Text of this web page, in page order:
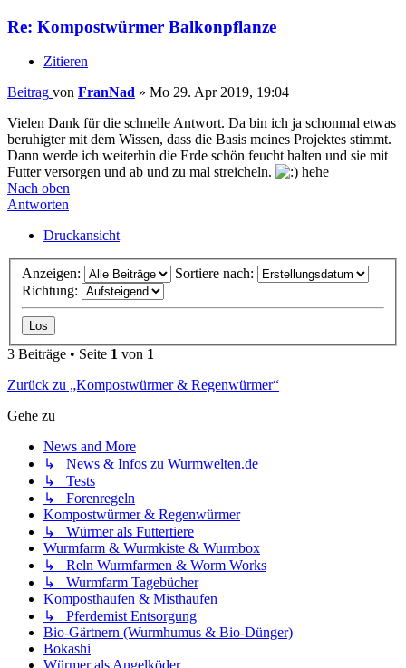
Re: Kompostwürmer Balkonpflanze
Zitieren
Beitrag von FranNad » Mo 29. Apr 2019, 19:04
Vielen Dank für die schnelle Antwort. Da bin ich ja schonmal etwas
beruhigter mit dem Wissen, dass die Basis meines Projektes stimmt.
Dann werde ich weiterhin die Erde schön feucht halten und sie mit
Futter versorgen und ab und zu mal streicheln.
hehe
Nach oben
Antworten
Druckansicht
Anzeigen:
Sortiere nach:
Richtung:
3 Beiträge • Seite 1 von 1
Zurück zu „Kompostwürmer & Regenwürmer“
Gehe zu
News and More
↳ News & Infos zu Wurmwelten.de
↳ Tests
↳ Forenregeln
Kompostwürmer & Regenwürmer
↳ Würmer als Futtertiere
Wurmfarm & Wurmkiste & Wurmbox
↳ Reln Wurmfarmen & Worm Works
↳ Wurmfarm Tagebücher
Komposthaufen & Misthaufen
↳ Pferdemist Entsorgung
Bio-Gärtnern (Wurmhumus & Bio-Dünger)
Bokashi
Würmer als Angelköder